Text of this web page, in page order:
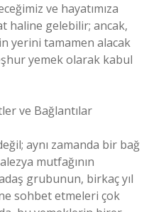
ve hayatımıza
haline gelebilir; ancak,
yerini tamamen alacak
yemek olarak kabul
ve Bağlantılar
aynı zamanda bir bağ
mutfağının
grubunun, birkaç yıl
sohbet etmeleri çok